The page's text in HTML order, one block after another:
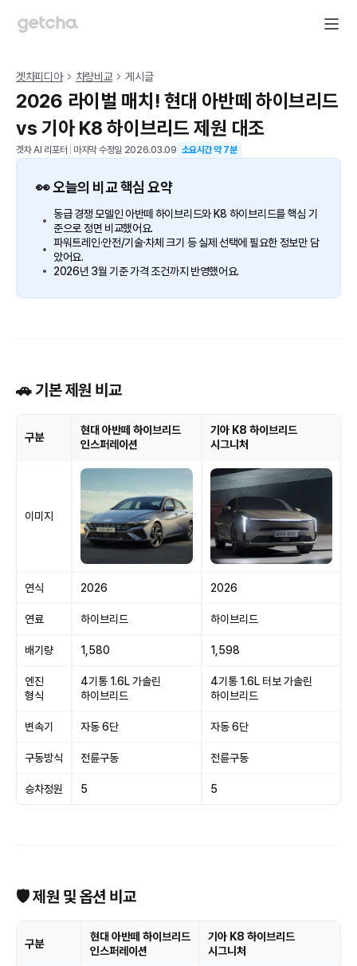
겟차피디아 차량비교 게시글
2026 라이벌 매치! 현대 아반떼 하이브리드
vs 기아 K8 하이브리드 제원 대조
겟차 AI 리포터 마지막 수정일 2026.03.09 소요시간 약7분
👀 오늘의 비교 핵심 요약
동급 경쟁 모델인 아반떼 하이브리드와 K8 하이브리드를 핵심 기
준으로 정면 비교했어요.
파워트레인·안전/기술·차체 크기 등 실제 선택에 필요한 정보만 담
았어요.
2026년 3월 기준 가격 조건까지 반영했어요.
🚗 기본 제원 비교
구분
현대 아반떼 하이브리드
인스퍼레이션
기아 K8 하이브리드
시그니처
이미지
연식 2026 2026
연료 하이브리드 하이브리드
배기량 1,580 1,598
엔진
형식
4기통 1.6L 가솔린
하이브리드
4기통 1.6L 터보 가솔린
하이브리드
변속기 자동 6단 자동 6단
구동방식 전륜구동 전륜구동
승차정원 5 5
🛡 제원 및 옵션 비교
구분
현대 아반떼 하이브리드
인스퍼레이션
기아 K8 하이브리드
시그니처